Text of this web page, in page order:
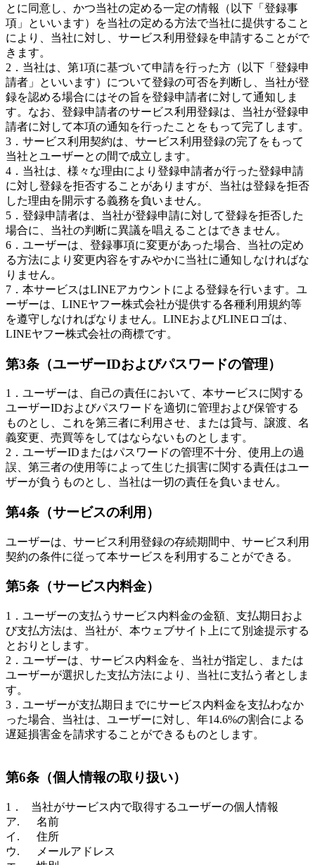
とに同意し、かつ当社の定める一定の情報（以下「登録事
項」といいます）を当社の定める方法で当社に提供すること
により、当社に対し、サービス利用登録を申請することがで
きます。
2．当社は、第1項に基づいて申請を行った方（以下「登録申
請者」といいます）について登録の可否を判断し、当社が登
録を認める場合にはその旨を登録申請者に対して通知しま
す。なお、登録申請者のサービス利用登録は、当社が登録申
請者に対して本項の通知を行ったことをもって完了します。
3．サービス利用契約は、サービス利用登録の完了をもって
当社とユーザーとの間で成立します。
4．当社は、様々な理由により登録申請者が行った登録申請
に対し登録を拒否することがありますが、当社は登録を拒否
した理由を開示する義務を負いません。
5．登録申請者は、当社が登録申請に対して登録を拒否した
場合に、当社の判断に異議を唱えることはできません。
6．ユーザーは、登録事項に変更があった場合、当社の定め
る方法により変更内容をすみやかに当社に通知しなければな
りません。
7．本サービスはLINEアカウントによる登録を行います。ユ
ーザーは、LINEヤフー株式会社が提供する各種利用規約等
を遵守しなければなりません。LINEおよびLINEロゴは、
LINEヤフー株式会社の商標です。
第3条（ユーザーIDおよびパスワードの管理）
1．ユーザーは、自己の責任において、本サービスに関する
ユーザーIDおよびパスワードを適切に管理および保管する
ものとし、これを第三者に利用させ、または貸与、譲渡、名
義変更、売買等をしてはならないものとします。
2．ユーザーIDまたはパスワードの管理不十分、使用上の過
誤、第三者の使用等によって生じた損害に関する責任はユー
ザーが負うものとし、当社は一切の責任を負いません。
第4条（サービスの利用）
ユーザーは、サービス利用登録の存続期間中、サービス利用
契約の条件に従って本サービスを利用することができる。
第5条（サービス内料金）
1．ユーザーの支払うサービス内料金の金額、支払期日およ
び支払方法は、当社が、本ウェブサイト上にて別途提示する
とおりとします。
2．ユーザーは、サービス内料金を、当社が指定し、または
ユーザーが選択した支払方法により、当社に支払う者としま
す。
3．ユーザーが支払期日までにサービス内料金を支払わなか
った場合、当社は、ユーザーに対し、年14.6%の割合による
遅延損害金を請求することができるものとします。
第6条（個人情報の取り扱い）
1． 当社がサービス内で取得するユーザーの個人情報
ア. 名前
イ. 住所
ウ. メールアドレス